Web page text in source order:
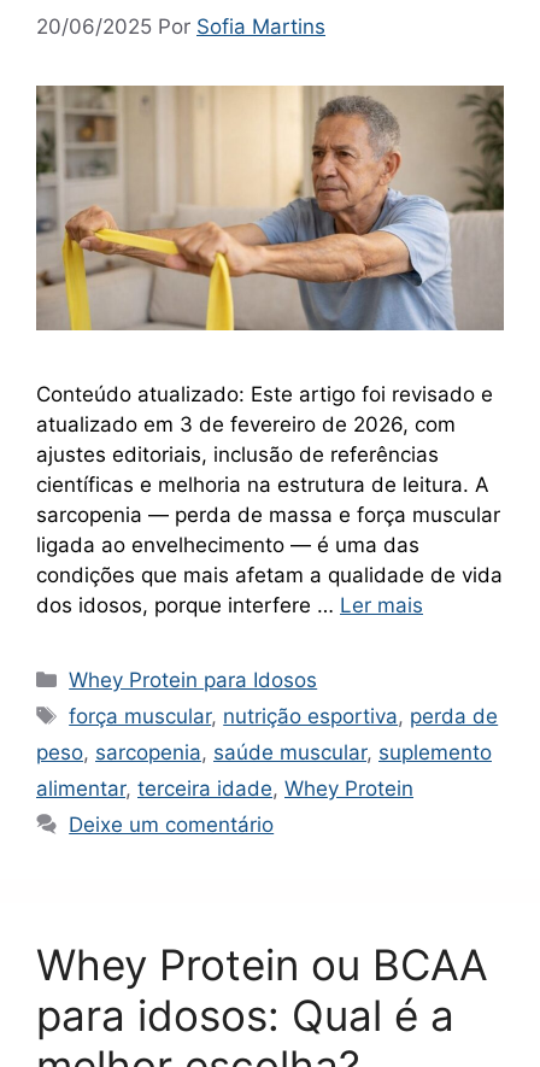
20/06/2025 Por Sofia Martins
Conteúdo atualizado: Este artigo foi revisado e
atualizado em 3 de fevereiro de 2026, com
ajustes editoriais, inclusão de referências
científicas e melhoria na estrutura de leitura. A
sarcopenia — perda de massa e força muscular
ligada ao envelhecimento — é uma das
condições que mais afetam a qualidade de vida
dos idosos, porque interfere … Ler mais
Categorias
Whey Protein para Idosos
Tags
força muscular, nutrição esportiva, perda de
peso, sarcopenia, saúde muscular, suplemento
alimentar, terceira idade, Whey Protein
Deixe um comentário
Whey Protein ou BCAA
para idosos: Qual é a